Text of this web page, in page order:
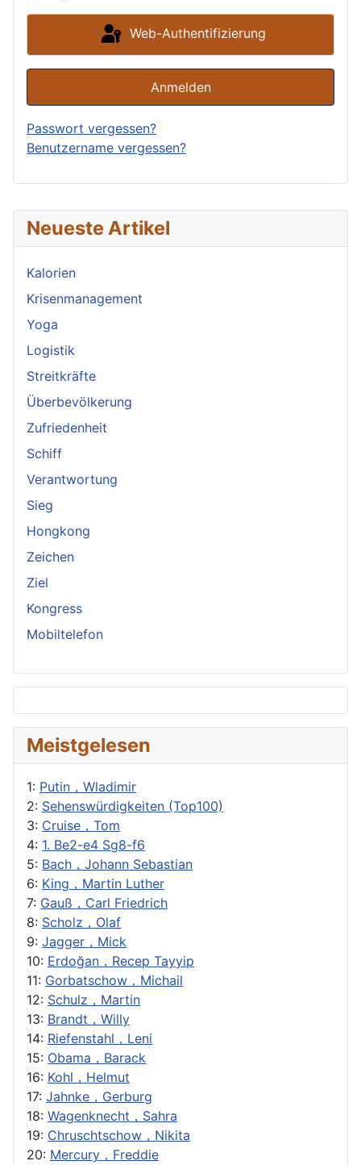
Neueste Artikel
Kalorien
Krisenmanagement
Yoga
Logistik
Streitkräfte
Überbevölkerung
Zufriedenheit
Schiff
Verantwortung
Sieg
Hongkong
Zeichen
Ziel
Kongress
Mobiltelefon
Meistgelesen
1: Putin，Wladimir
2: Sehenswürdigkeiten (Top100)
3: Cruise，Tom
4: 1. Be2-e4 Sg8-f6
5: Bach，Johann Sebastian
6: King，Martin Luther
7: Gauß，Carl Friedrich
8: Scholz，Olaf
9: Jagger，Mick
10: Erdoğan，Recep Tayyip
11: Gorbatschow，Michail
12: Schulz，Martin
13: Brandt，Willy
14: Riefenstahl，Leni
15: Obama，Barack
16: Kohl，Helmut
17: Jahnke，Gerburg
18: Wagenknecht，Sahra
19: Chruschtschow，Nikita
20: Mercury，Freddie
Web-Authentifizierung
Anmelden
Passwort vergessen?
Benutzername vergessen?